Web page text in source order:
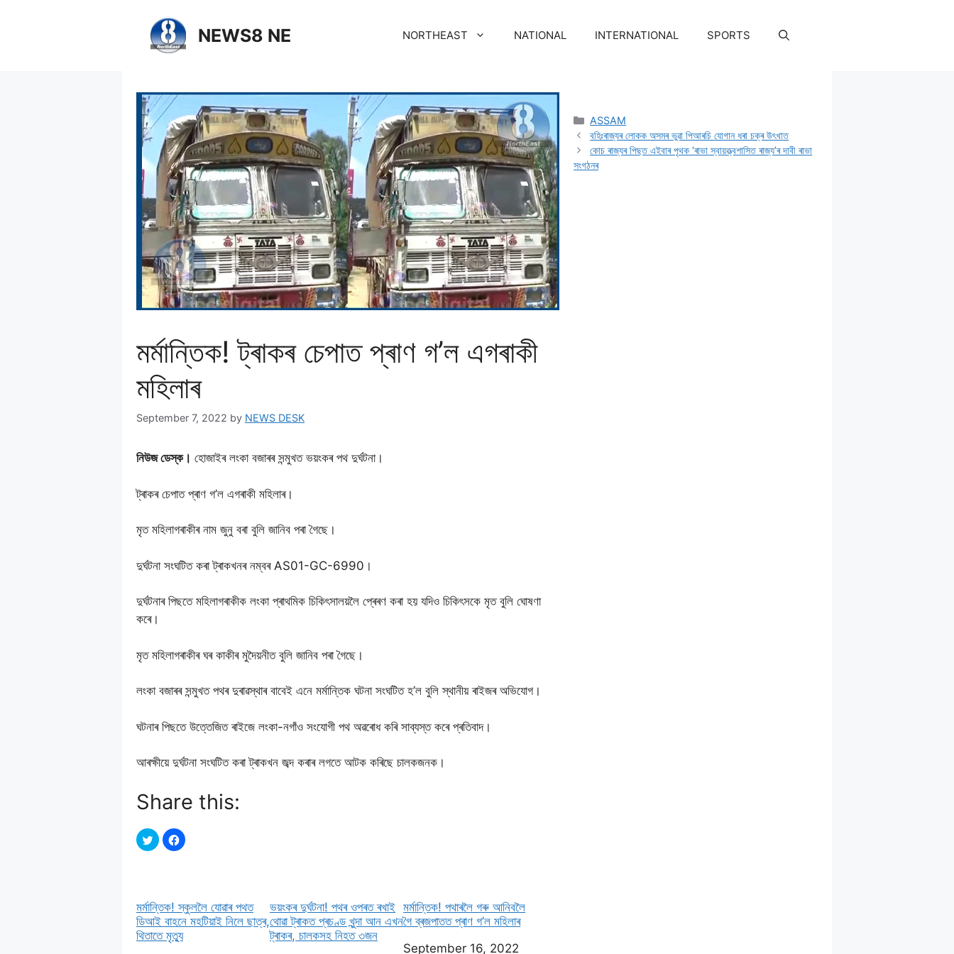
NEWS8 NE NORTHEAST NATIONAL INTERNATIONAL SPORTS
মৰ্মান্তিক! ট্ৰাকৰ চেপাত প্ৰাণ গ’ল এগৰাকী
মহিলাৰ
September 7, 2022 by NEWS DESK
নিউজ ডেস্ক। হোজাইৰ লংকা বজাৰৰ সন্মুখত ভয়ংকৰ পথ দুৰ্ঘটনা।
ট্ৰাকৰ চেপাত প্ৰাণ গ’ল এগৰাকী মহিলাৰ।
মৃত মহিলাগৰাকীৰ নাম জুনু বৰা বুলি জানিব পৰা গৈছে।
দুৰ্ঘটনা সংঘটিত কৰা ট্ৰাকখনৰ নম্বৰ AS01-GC-6990।
দুৰ্ঘটনাৰ পিছতে মহিলাগৰাকীক লংকা প্ৰাথমিক চিকিৎসালয়লৈ প্ৰেৰণ কৰা হয় যদিও চিকিৎসকে মৃত বুলি ঘােষণা
কৰে।
মৃত মহিলাগৰাকীৰ ঘৰ কাকীৰ মুদৈয়নীত বুলি জানিব পৰা গৈছে।
লংকা বজাৰৰ সন্মুখত পথৰ দুৰাৱস্থাৰ বাবেই এনে মৰ্মান্তিক ঘটনা সংঘটিত হ’ল বুলি স্থানীয় ৰাইজৰ অভিযোগ।
ঘটনাৰ পিছতে উত্তেজিত ৰাইজে লংকা-নগাঁও সংযোগী পথ অৱৰোধ কৰি সাব্যস্ত কৰে প্ৰতিবাদ।
আৰক্ষীয়ে দুৰ্ঘটনা সংঘটিত কৰা ট্ৰাকখন জব্দ কৰাৰ লগতে আটক কৰিছে চালকজনক।
Share this:
মৰ্মান্তিক! স্কুললৈ যােৱাৰ পথত
ডিআই বাহনে মহটিয়াই নিলে ছাত্ৰ,
থিতাতে মৃত্যু
ভয়ংকৰ দুৰ্ঘটনা! পথৰ ওপৰত ৰখাই
থােৱা ট্ৰাকত প্ৰচণ্ড খুন্দা আন এখন
ট্ৰাকৰ, চালকসহ নিহত ৩জন
মৰ্মান্তিক! পথাৰলৈ গৰু আনিবলৈ
গৈ ব্ৰজপাতত প্ৰাণ গ’ল মহিলাৰ
Date
September 16, 2022
ASSAM
বহিঃৰাজ্যৰ লােকক অসমৰ ভুৱা পিআৰচি যােগান ধৰা চক্ৰ উৎখাত
কােচ ৰাজ্যৰ পিছত এইবাৰ পৃথক ‘ৰাভা স্বায়ত্ত্বশাসিত ৰাজ্য’ৰ দাবী ৰাভা
সংগঠনৰ